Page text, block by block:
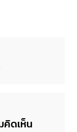
คิดเห็น